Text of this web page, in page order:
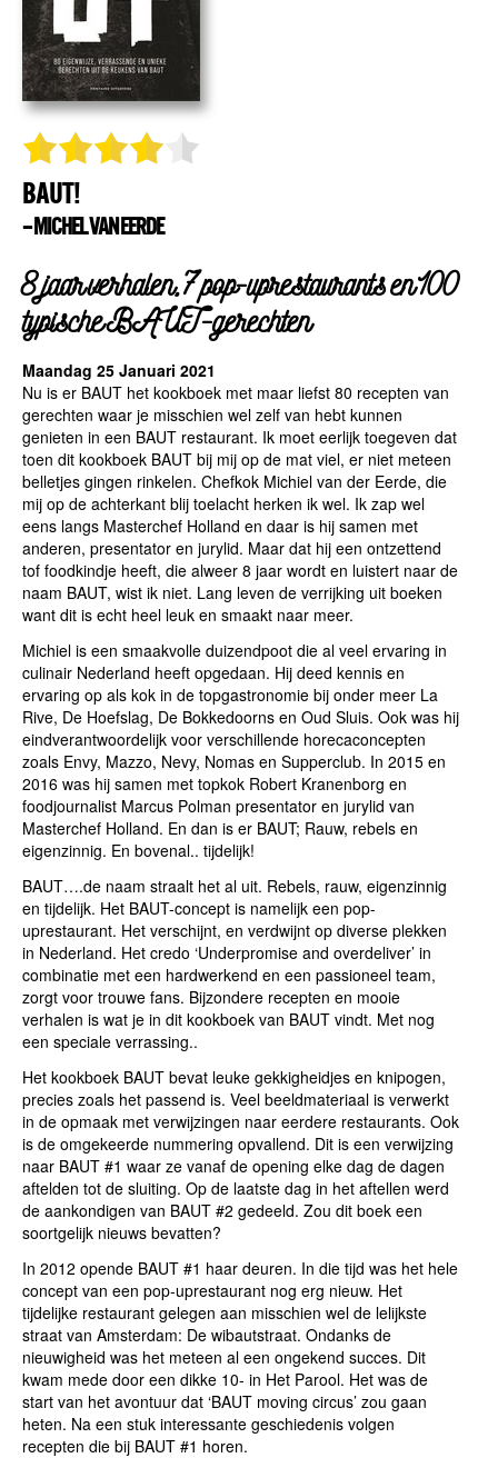
BAUT!
– MICHEL VAN EERDE
8 jaar verhalen, 7 pop-uprestaurants en 100
typische BAUT-gerechten
Maandag 25 Januari 2021
Nu is er BAUT het kookboek met maar liefst 80 recepten van
gerechten waar je misschien wel zelf van hebt kunnen
genieten in een BAUT restaurant. Ik moet eerlijk toegeven dat
toen dit kookboek BAUT bij mij op de mat viel, er niet meteen
belletjes gingen rinkelen. Chefkok Michiel van der Eerde, die
mij op de achterkant blij toelacht herken ik wel. Ik zap wel
eens langs Masterchef Holland en daar is hij samen met
anderen, presentator en jurylid. Maar dat hij een ontzettend
tof foodkindje heeft, die alweer 8 jaar wordt en luistert naar de
naam BAUT, wist ik niet. Lang leven de verrijking uit boeken
want dit is echt heel leuk en smaakt naar meer.
Michiel is een smaakvolle duizendpoot die al veel ervaring in
culinair Nederland heeft opgedaan. Hij deed kennis en
ervaring op als kok in de topgastronomie bij onder meer La
Rive, De Hoefslag, De Bokkedoorns en Oud Sluis. Ook was hij
eindverantwoordelijk voor verschillende horecaconcepten
zoals Envy, Mazzo, Nevy, Nomas en Supperclub. In 2015 en
2016 was hij samen met topkok Robert Kranenborg en
foodjournalist Marcus Polman presentator en jurylid van
Masterchef Holland. En dan is er BAUT; Rauw, rebels en
eigenzinnig. En bovenal.. tijdelijk!
BAUT….de naam straalt het al uit. Rebels, rauw, eigenzinnig
en tijdelijk. Het BAUT-concept is namelijk een pop-
uprestaurant. Het verschijnt, en verdwijnt op diverse plekken
in Nederland. Het credo ‘Underpromise and overdeliver’ in
combinatie met een hardwerkend en een passioneel team,
zorgt voor trouwe fans. Bijzondere recepten en mooie
verhalen is wat je in dit kookboek van BAUT vindt. Met nog
een speciale verrassing..
Het kookboek BAUT bevat leuke gekkigheidjes en knipogen,
precies zoals het passend is. Veel beeldmateriaal is verwerkt
in de opmaak met verwijzingen naar eerdere restaurants. Ook
is de omgekeerde nummering opvallend. Dit is een verwijzing
naar BAUT #1 waar ze vanaf de opening elke dag de dagen
aftelden tot de sluiting. Op de laatste dag in het aftellen werd
de aankondigen van BAUT #2 gedeeld. Zou dit boek een
soortgelijk nieuws bevatten?
In 2012 opende BAUT #1 haar deuren. In die tijd was het hele
concept van een pop-uprestaurant nog erg nieuw. Het
tijdelijke restaurant gelegen aan misschien wel de lelijkste
straat van Amsterdam: De wibautstraat. Ondanks de
nieuwigheid was het meteen al een ongekend succes. Dit
kwam mede door een dikke 10- in Het Parool. Het was de
start van het avontuur dat ‘BAUT moving circus’ zou gaan
heten. Na een stuk interessante geschiedenis volgen
recepten die bij BAUT #1 horen.